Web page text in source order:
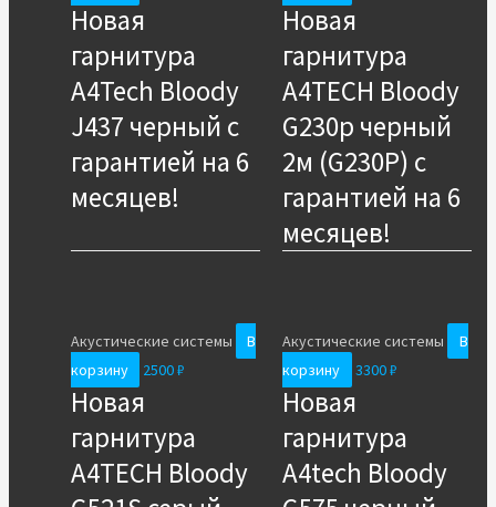
Новая
гарнитура
A4Tech Bloody
J437 черный с
гарантией на 6
месяцев!
Новая
гарнитура
A4TECH Bloody
G230p черный
2м (G230P) с
гарантией на 6
месяцев!
Акустические системы
В
корзину
2500₽
Новая
гарнитура
A4TECH Bloody
Акустические системы
В
корзину
3300₽
Новая
гарнитура
A4tech Bloody